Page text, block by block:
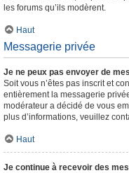
les forums qu’ils modèrent.
Haut
Messagerie privée
Je ne peux pas envoyer de
Soit vous n’êtes pas inscrit et
entièrement la messagerie
modérateur a décidé de vous
plus d’informations, veuillez
Haut
Je continue à recevoir des